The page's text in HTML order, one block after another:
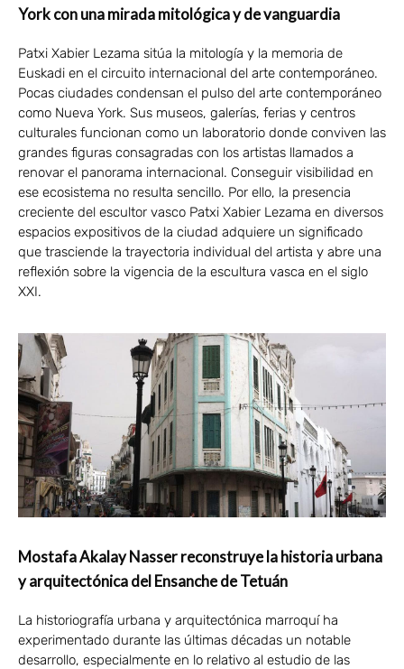
York con una mirada mitológica y de vanguardia
Patxi Xabier Lezama sitúa la mitología y la memoria de
Euskadi en el circuito internacional del arte contemporáneo.
Pocas ciudades condensan el pulso del arte contemporáneo
como Nueva York. Sus museos, galerías, ferias y centros
culturales funcionan como un laboratorio donde conviven las
grandes figuras consagradas con los artistas llamados a
renovar el panorama internacional. Conseguir visibilidad en
ese ecosistema no resulta sencillo. Por ello, la presencia
creciente del escultor vasco Patxi Xabier Lezama en diversos
espacios expositivos de la ciudad adquiere un significado
que trasciende la trayectoria individual del artista y abre una
reflexión sobre la vigencia de la escultura vasca en el siglo
XXI.
Mostafa Akalay Nasser reconstruye la historia urbana
y arquitectónica del Ensanche de Tetuán
La historiografía urbana y arquitectónica marroquí ha
experimentado durante las últimas décadas un notable
desarrollo, especialmente en lo relativo al estudio de las